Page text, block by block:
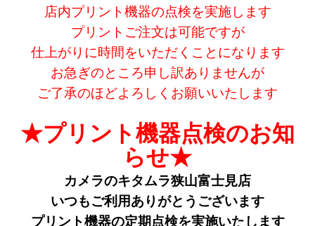
店内プリント機器の点検を実施します
プリントご注文は可能ですが
仕上がりに時間をいただくことになります
お急ぎのところ申し訳ありませんが
ご了承のほどよろしくお願いいたします
★プリント機器点検のお知
らせ★
カメラのキタムラ狭山富士見店
いつもご利用ありがとうございます
プリント機器の定期点検を実施いたします